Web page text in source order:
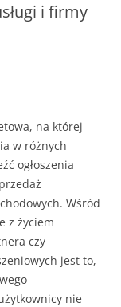
i firmy
na której
w różnych
ogłoszenia
Wśród
z życiem
czy
jest to,
nie